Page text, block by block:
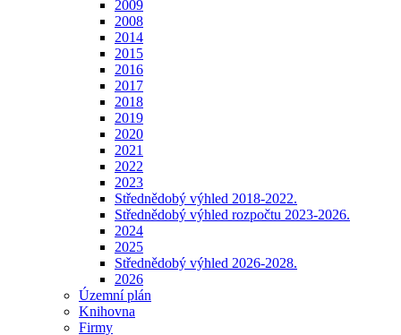
2009
2008
2014
2015
2016
2017
2018
2019
2020
2021
2022
2023
Střednědobý výhled 2018-2022.
Střednědobý výhled rozpočtu 2023-2026.
2024
2025
Střednědobý výhled 2026-2028.
2026
Územní plán
Knihovna
Firmy